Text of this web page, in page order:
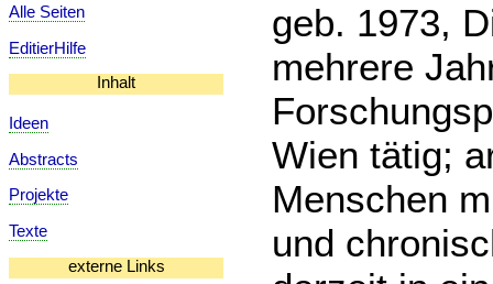
Alle Seiten
EditierHilfe
Inhalt
Ideen
Abstracts
Projekte
Texte
externe Links
geb. 1973,
mehrere
Wien tätig;
Menschen
und